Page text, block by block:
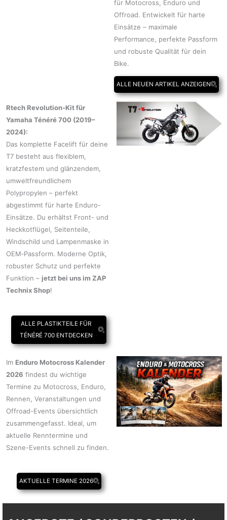
für Motocross, Enduro und
Offroad. Entwickelt für harte
Einsätze – maximale
Performance, perfekte Passform
und robuste Qualität für dein
Bike.
ALLE NEUEN ARTIKEL ANZEIGEN
Rtech Revolution-Kit für
Yamaha Ténéré 700 (2019–
2024):
Das komplette Facelift für deine
T7 besteht aus flexiblem,
kratzfestem und glänzendem,
umweltfreundlichem
Polypropylen – perfekt
abgestimmt für harte Enduro-
Einsätze. Du erhältst Front- und
Heckkotflügel, Seitenteile,
Windschild und Lampenmaske in
OEM‑Passform. Moderne Optik,
robuster Schutz und perfekte
Funktion – jetzt bei uns im ZAP
Technix Shop!
ALLE PLASTIKTEILE FÜR
TÉNÉRÉ 700 ENTDECKEN
Im Enduro Motocross Kalender
2026 findest du wichtige
Termine zu Motocross, Enduro,
Rennen, Veranstaltungen und
Offroad-Events übersichtlich
zusammengefasst. Ideal, um
aktuelle Renntermine und
Szene-Events schnell zu finden.
AKTUELLE TERMINE 2026